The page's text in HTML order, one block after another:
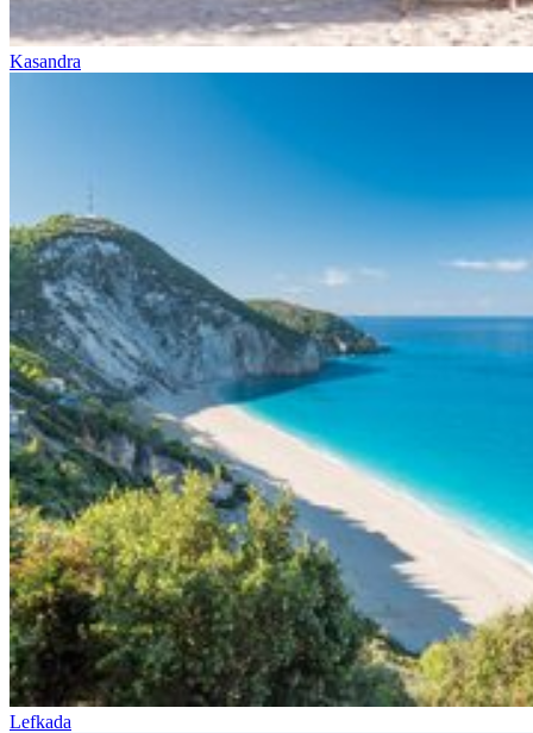
Kasandra
Lefkada